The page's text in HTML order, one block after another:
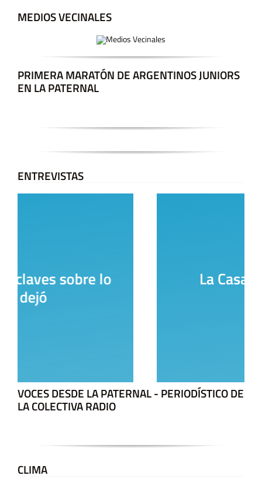
MEDIOS VECINALES
PRIMERA MARATÓN DE ARGENTINOS JUNIORS
EN LA PATERNAL
ENTREVISTAS
La Casa del Encuentro
VOCES DESDE LA PATERNAL - PERIODÍSTICO DE
LA COLECTIVA RADIO
CLIMA